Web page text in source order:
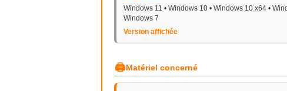
Windows 11 • Windows 10 • Windows 10 x64 •
Windows 7
Version affichée
🖨Matériel concerné